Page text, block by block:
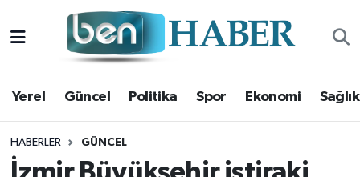
Yerel Güncel Politika Spor Ekonomi Sağlık
HABERLER GÜNCEL
Yerel
Güncel
Politika
Hava Durumu
Trafik Durumu
Süper Lig Puan Durumu ve Fikstür